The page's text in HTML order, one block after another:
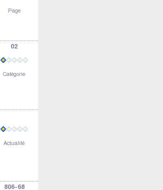
Page
02
Catégorie
Actualité
806-68